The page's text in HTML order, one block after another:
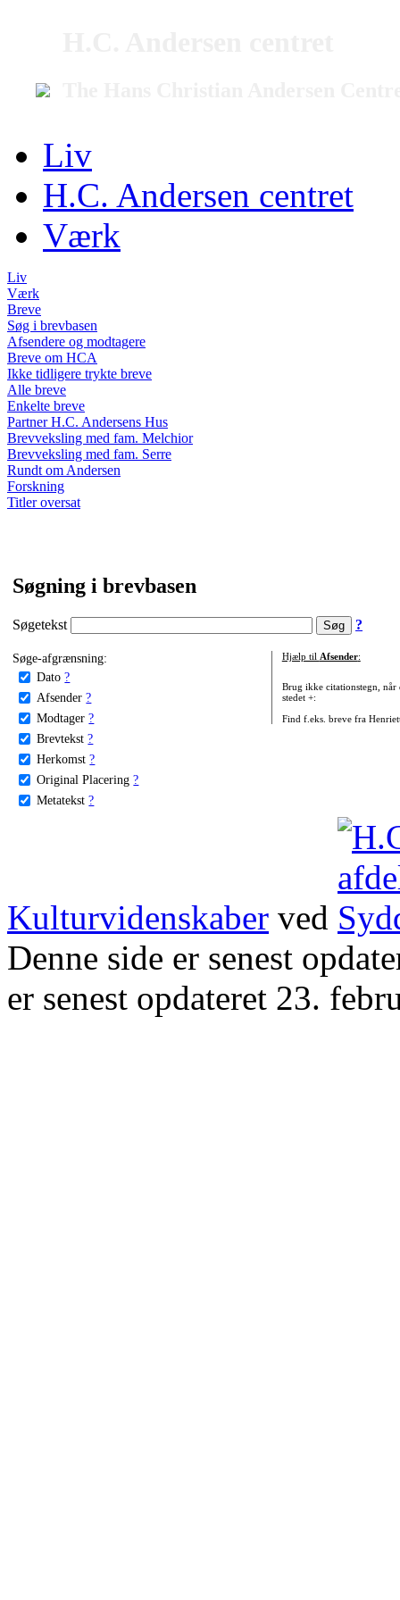
Liv
H.C. Andersen centret
Værk
Liv
Værk
Breve
Søg i brevbasen
Afsendere og modtagere
Breve om HCA
Ikke tidligere trykte breve
Alle breve
Enkelte breve
Partner H.C. Andersens Hus
Brevveksling med fam. Melchior
Brevveksling med fam. Serre
Rundt om Andersen
Forskning
Titler oversat
Søgning i brevbasen
Søgetekst ?
Søge-afgrænsning:
Dato ?
Afsender ?
Modtager ?
Brevtekst ?
Herkomst ?
Original Placering ?
Metatekst ?
Hjælp til Afsender:
Brug ikke citationstegn, når
stedet +:
Find f.eks. breve fra
Kulturvidenskaber ved
Denne side er senest
er senest opdateret 23.